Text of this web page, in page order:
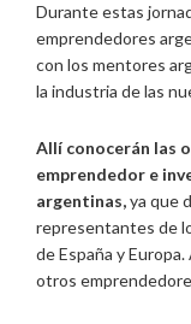
Durante estas
emprendedores
con los mentores
la industria de las
Allí conocerán las
emprendedor e
argentinas,ya que
representantes de
de España y
otros